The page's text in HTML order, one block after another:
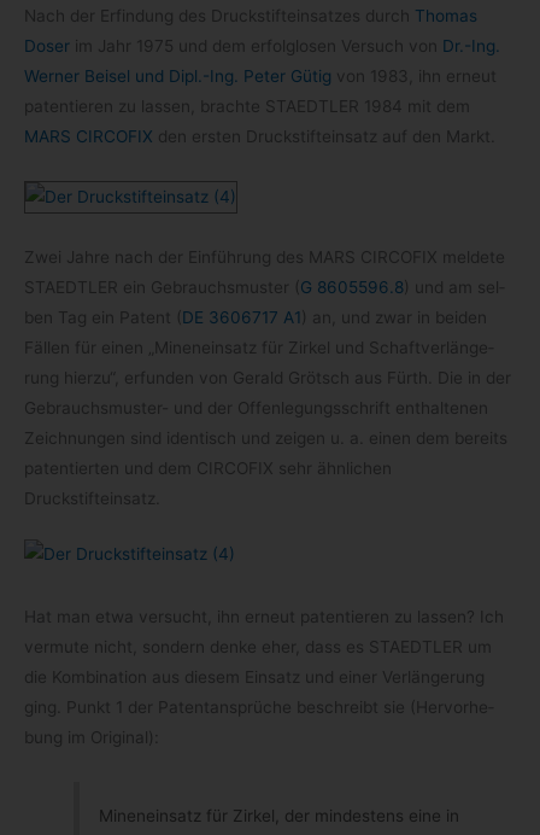
Nach der Erfin­dung des Druck­stift­ein­sat­zes durch Tho­mas
Doser im Jahr 1975 und dem erfolg­lo­sen Ver­such von Dr.-Ing.
Wer­ner Bei­sel und Dipl.-Ing. Peter Gütig von 1983, ihn erneut
paten­tie­ren zu las­sen, brachte STAEDTLER 1984 mit dem
MARS CIRCOFIX den ers­ten Druck­stift­ein­satz auf den Markt.
Zwei Jahre nach der Ein­füh­rung des MARS CIRCOFIX mel­dete
STAEDTLER ein Gebrauchs­mus­ter ( G 8605596.8) und am sel­
ben Tag ein Patent ( DE 3606717 A1) an, und zwar in bei­den
Fäl­len für einen „Minen­ein­satz für Zir­kel und Schaft­ver­län­ge­
rung hierzu“, erfun­den von Gerald Grötsch aus Fürth. Die in der
Gebrauchsmuster- und der Offen­le­gungs­schrift ent­hal­te­nen
Zeich­nun­gen sind iden­tisch und zei­gen u. a. einen dem bereits
paten­tier­ten und dem CIRCOFIX sehr ähn­li­chen
Druckstifteinsatz.
Hat man etwa ver­sucht, ihn erneut paten­tie­ren zu las­sen? Ich
ver­mute nicht, son­dern denke eher, dass es STAEDTLER um
die Kom­bi­na­tion aus die­sem Ein­satz und einer Ver­län­ge­rung
ging. Punkt 1 der Patent­an­sprü­che beschreibt sie (Her­vor­he­
bung im Original):
Minen­ein­satz für Zir­kel, der min­des­tens eine in